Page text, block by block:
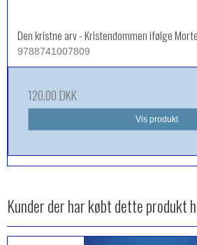
Den kristne arv - Kristendommen ifølge
9788741007809
120,00 DKK
Vis produkt
Kunder der har købt dette produkt